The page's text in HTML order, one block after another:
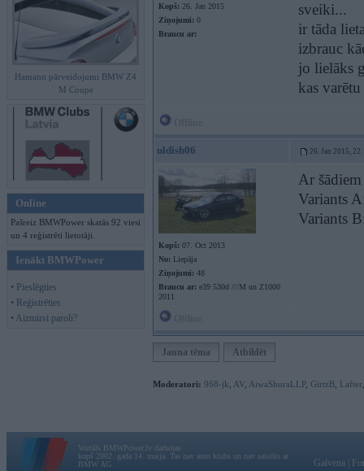
Hamann pārveidojumi BMW Z4
M Coupe
Online
Pašreiz BMWPower skatās 92 viesi
un 4 reģistrēti lietotāji.
Ienākt BMWPower
• Pieslēgties
• Reģistrēties
• Aizmirsi paroli?
Kopš: 26. Jan 2015
Ziņojumi: 0
Braucu ar:
sveiki...
ir tāda
izbrauc
jo lielāks
kas
uldish06 26. Jan 2015,
Kopš: 07. Oct 2013
No: Liepāja
Ziņojumi: 48
Braucu ar: e39 530d ///M un Z1000
2011
Ar
Variants
Variants
Jauna tēma Atbildēt
Moderatori: 968-jk AV AiwaShuraLLP, GirtzB Lafter
Vortāls BMWPower.lv darbojas
kopš 2002. gada 14. maija. Tas nav auto klubs un nav saistīts ar
BMW AG.
Galvena